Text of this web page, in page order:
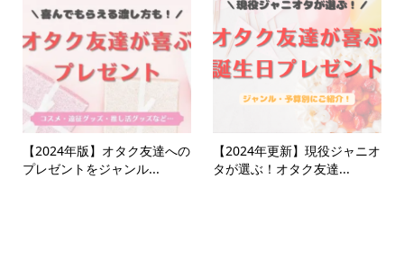
【2024年版】オタク友達への
プレゼントをジャンル...
【2024年更新】現役ジャニオ
タが選ぶ！オタク友達...